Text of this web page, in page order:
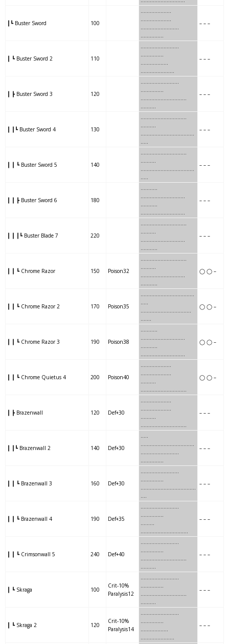
┃┗ Buster Sword 100
……….…..…..
………………..
……….…..……….
……………
– – –
┃ ┗ Buster Sword 2 110
….…………..…….
……………
….…………..
………………….
– – –
┃ ┣ Buster Sword 3 120
….….……………..
……………
….….………………….
……….
– – –
┃ ┃┗ Buster Sword 4 130
………..……………….
……….
………..…………………...
…..
– – –
┃ ┃ ┗ Buster Sword 5 140
……………….………..
……….
……………….…………….
…..
– – –
┃ ┃ ┣ Buster Sword 6 180
…….….
………………………..
…….….
………………………..
– – –
┃ ┃ ┃┗ Buster Blade 7 220
……………….………..
……….
……………….……….
………..
– – –
┃ ┃ ┗ Chrome Razor 150 Poison32
……………….………..
……….
……………….……….
………..
◯ ◯ –
┃ ┃ ┗ Chrome Razor 2 170 Poison35
……..….………..………...
…..
……..….………..……….
…….
◯ ◯ –
┃ ┃ ┗ Chrome Razor 3 190 Poison38
…….….
………………………..
…….….
………………………..
◯ ◯ –
┃ ┃ ┗ Chrome Quietus 4 200 Poison40
……….……….
………………..
……….
…………………………
◯ ◯ –
┃ ┣ Brazenwall 120 Def+30
……….……….
………………..
……….
…………………………
– – –
┃ ┃┗ Brazenwall 2 140 Def+30
…..
……………………………..
…..…………….….
……………
– – –
┃ ┃ ┗ Brazenwall 3 160 Def+30
…………………….
……………
………………………………
….
– – –
┃ ┃ ┗ Brazenwall 4 190 Def+35
…..….…………….
……………
…..….
………………………….
– – –
┃ ┃ ┗ Crimsonwall 5 240 Def+40
…..…….……..…..
……………
…..…….……..……….
……….
– – –
┃ ┗ Skraga 100
Crit-10%
Paralysis12
…..…….……..…..
……………
…..…….……..……….
……….
– – –
┃ ┗ Skraga 2 120
Crit-10%
Paralysis14
….…………..…….
……………
….…………..
………………….
– – –